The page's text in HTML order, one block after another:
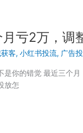
亏2万，调
客,小红书投流, 广告
是你的错觉 最近三个
放怎